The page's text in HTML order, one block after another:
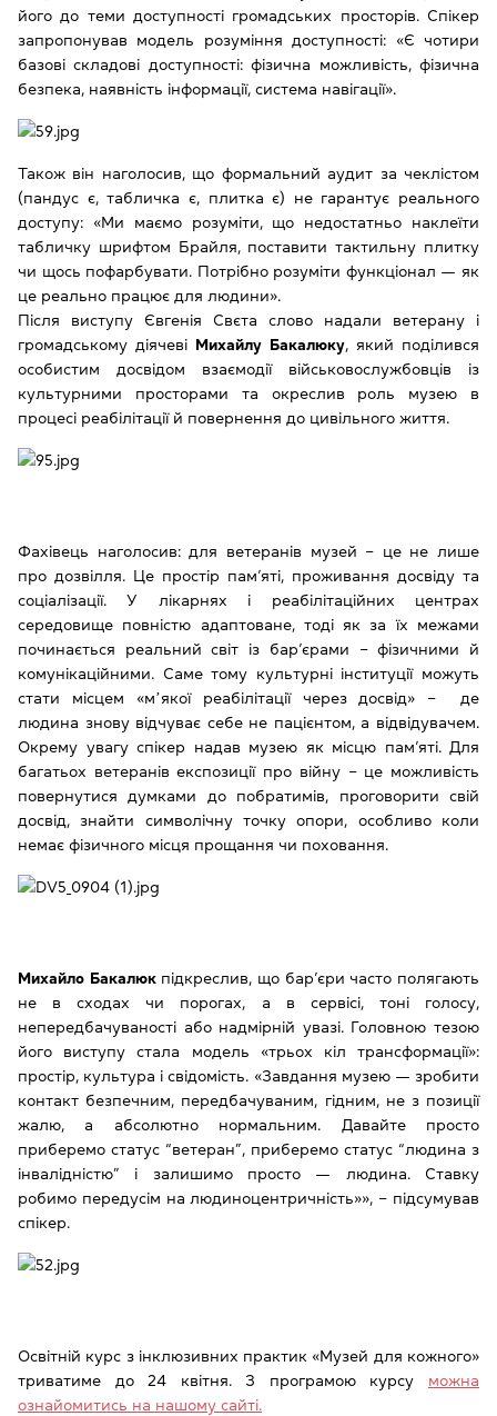
його до теми доступності громадських просторів. Спікер
запропонував модель розуміння доступності: «Є чотири
базові складові доступності: фізична можливість, фізична
безпека, наявність інформації, система навігації».
Також він наголосив, що формальний аудит за чеклістом
(пандус є, табличка є, плитка є) не гарантує реального
доступу: «Ми маємо розуміти, що недостатньо наклеїти
табличку шрифтом Брайля, поставити тактильну плитку
чи щось пофарбувати. Потрібно розуміти функціонал — як
це реально працює для людини».
Після виступу Євгенія Свєта слово надали ветерану і
громадському діячеві
Михайлу Бакалюку, який поділився
особистим досвідом взаємодії військовослужбовців із
культурними просторами та окреслив роль музею в
процесі реабілітації й повернення до цивільного життя.
Фахівець наголосив: для ветеранів музей ‒ це не лише
про дозвілля. Це простір пам’яті, проживання досвіду та
соціалізації. У лікарнях і реабілітаційних центрах
середовище повністю адаптоване, тоді як за їх межами
починається реальний світ із бар’єрами ‒ фізичними й
комунікаційними. Саме тому культурні інституції можуть
стати місцем «мʼякої реабілітації через досвід» ‒ де
людина знову відчуває себе не пацієнтом, а відвідувачем.
Окрему увагу спікер надав музею як місцю пам’яті. Для
багатьох ветеранів експозиції про війну ‒ це можливість
повернутися думками до побратимів, проговорити свій
досвід, знайти символічну точку опори, особливо коли
немає фізичного місця прощання чи поховання.
Михайло Бакалюк підкреслив, що бар’єри часто полягають
не в сходах чи порогах, а в сервісі, тоні голосу,
непередбачуваності або надмірній увазі. Головною тезою
його виступу стала модель «трьох кіл трансформації»:
простір, культура і свідомість. «Завдання музею — зробити
контакт безпечним, передбачуваним, гідним, не з позиції
жалю, а абсолютно нормальним. Давайте просто
приберемо статус “ветеран”, приберемо статус “людина з
інвалідністю” і залишимо просто — людина. Ставку
робимо передусім на людиноцентричність»», ‒ підсумував
спікер.
Освітній курс з інклюзивних практик «Музей для кожного»
триватиме до 24 квітня. З програмою курсу можна
ознайомитись на нашому сайті.